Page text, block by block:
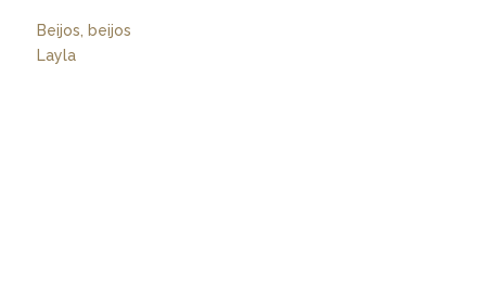
Beijos, beijos
Layla